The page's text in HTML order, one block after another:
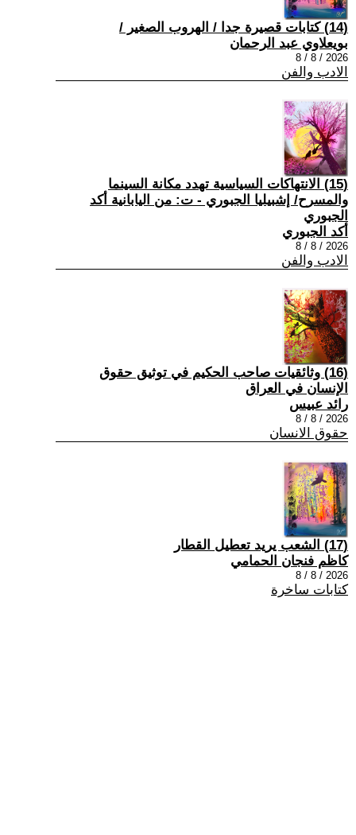
(14) كتابات قصيرة جدا / الهروب الصغير /
بويعلاوي عبد الرحمان
2026 / 8 / 8
الادب والفن
(15) الانتهاكات السياسية تهدد مكانة السينما
والمسرح/ إشبيليا الجبوري - ت: من اليابانية أكد
الجبوري
أكد الجبوري
2026 / 8 / 8
الادب والفن
(16) وثائقيات صاحب الحكيم في توثيق حقوق
الإنسان في العراق
رائد عبيس
2026 / 8 / 8
حقوق الانسان
(17) الشعب يريد تعطيل القطار
كاظم فنجان الحمامي
2026 / 8 / 8
كتابات ساخرة